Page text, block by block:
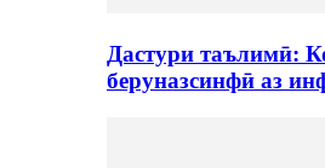
Дастури таълимӣ:
беруназсинфӣ аз